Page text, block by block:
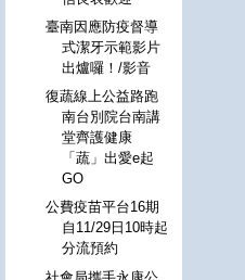
臺南因應防疫督導
式潔牙示範影片
出爐囉！/影音
復蔬線上公益路跑
南台別院台南講
堂齊護健康
「蔬」出愛e起
GO
公費疫苗平台16期
自11/29日10時起
分流預約